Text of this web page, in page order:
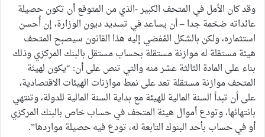
وقد كان الأمل في المتحف الكبير -الذي من المتوقع أن تكون حصيلة
عائداته ضخمة جدا – أن يساعد في تسديد ديون الوزارة، إن أُحسن
استثماره، ولكن بالشكل المُفضي إليه هذا القانون سيصبح المتحف
هيئة مستقلة له موازنة مستقلة بحساب مستقل بالبنك المركزي وذلك
بناء على المادة الثالثة عشر منه والتي تنص على أن: “يكون لهيئة
المتحف موازنة مستقلة تعد على نمط موازنات الهيئات الاقتصادية،
على أن تبدأ السنة المالية للهيئة مع بداية السنة المالية للدولة، وتنتهي
بانتهائها، وتودع أموال هيئة المتحف في حساب خاص بالبنك المركزي
أو في حساب بأحد البنوك التابعة له، تودع فيه حصيلة مواردها”.